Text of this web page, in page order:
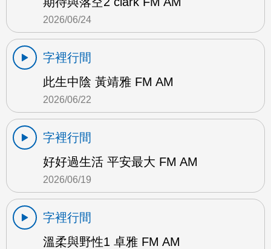
2026/06/24
字裡行間
此生中陰 黃靖雅 FM AM
2026/06/22
字裡行間
好好過生活 平安最大 FM AM
2026/06/19
字裡行間
溫柔與野性1 卓雅 FM AM